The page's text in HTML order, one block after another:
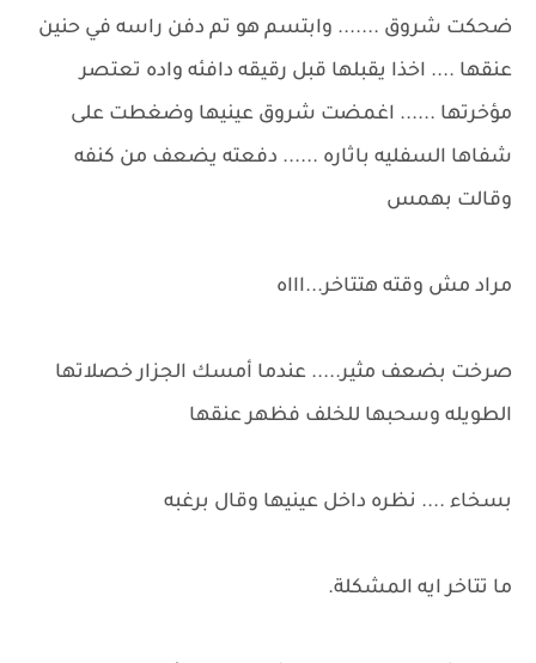
ضحكت شروق ....... وابتسم هو تم دفن راسه في حنين
عنقها .... اخذا يقبلها قبل رقيقه دافئه واده تعتصر
مؤخرتها ...... اغمضت شروق عينيها وضغطت على
شفاها السفليه باثاره ...... دفعته يضعف من كنفه
وقالت بهمس
مراد مش وقته هتتاخر...اااه
صرخت بضعف مثير..... عندما أمسك الجزار خصلاتها
الطويله وسحبها للخلف فظهر عنقها
بسخاء .... نظره داخل عينيها وقال برغبه
ما تتاخر ايه المشكلة.